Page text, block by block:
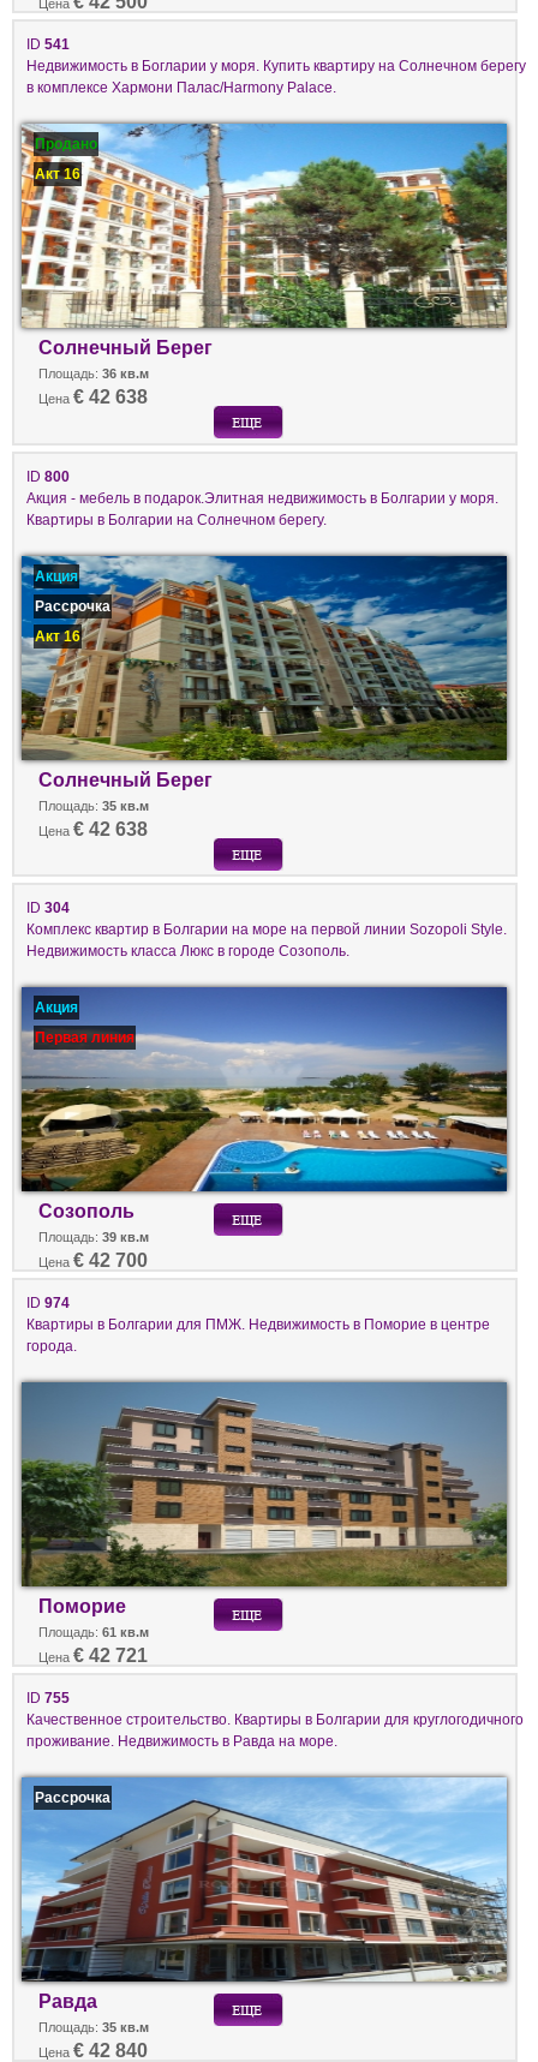
Цена
ID 541
Недвижимость в Богларии у моря. Купить квартиру на Солнечном берегу
в комплексе Хармони Палас/Harmony Palace.
Продано
Акт 16
Солнечный Берег
Площадь: 36 кв.м
Цена € 42 638
ID 800
Акция - мебель в подарок.Элитная недвижимость в Болгарии у моря.
Квартиры в Болгарии на Солнечном берегу.
Акция
Рассрочка
Акт 16
Солнечный Берег
Площадь: 35 кв.м
Цена € 42 638
ID 304
Комплекс квартир в Болгарии на море на первой линии Sozopoli Style.
Недвижимость класса Люкс в городе Созополь.
Акция
Первая линия
Созополь
Площадь: 39 кв.м
Цена € 42 700
ID 974
Квартиры в Болгарии для ПМЖ. Недвижимость в Поморие в центре
города.
Поморие
Площадь: 61 кв.м
Цена € 42 721
ID 755
Качественное строительство. Квартиры в Болгарии для круглогодичного
проживание. Недвижимость в Равда на море.
Рассрочка
Равда
Площадь: 35 кв.м
Цена € 42 840